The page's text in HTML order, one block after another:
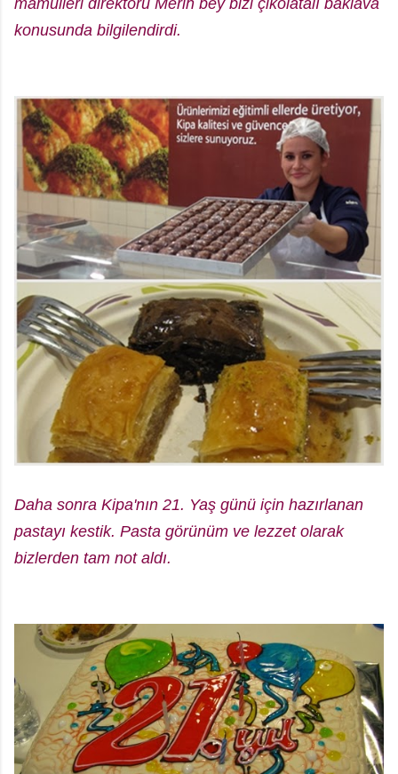
mamulleri direktörü Merih bey bizi çikolatalı baklava
konusunda bilgilendirdi.
Daha sonra Kipa'nın 21. Yaş günü için hazırlanan
pastayı kestik. Pasta görünüm ve lezzet olarak
bizlerden tam not aldı.